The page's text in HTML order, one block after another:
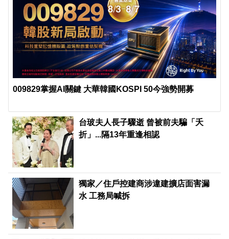
009829掌握AI關鍵 大華韓國KOSPI 50今強勢開募
台玻夫人長子驟逝 曾被前夫騙「夭
折」...隔13年重逢相認
獨家／住戶控建商涉違建擴店面害漏
水 工務局喊拆